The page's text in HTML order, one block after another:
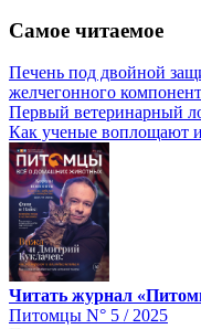
Самое читаемое
Печень под двойной
желчегонного
Первый ветеринарный
Как ученые воплощают
Читать журнал
Питомцы N° 5 / 2025